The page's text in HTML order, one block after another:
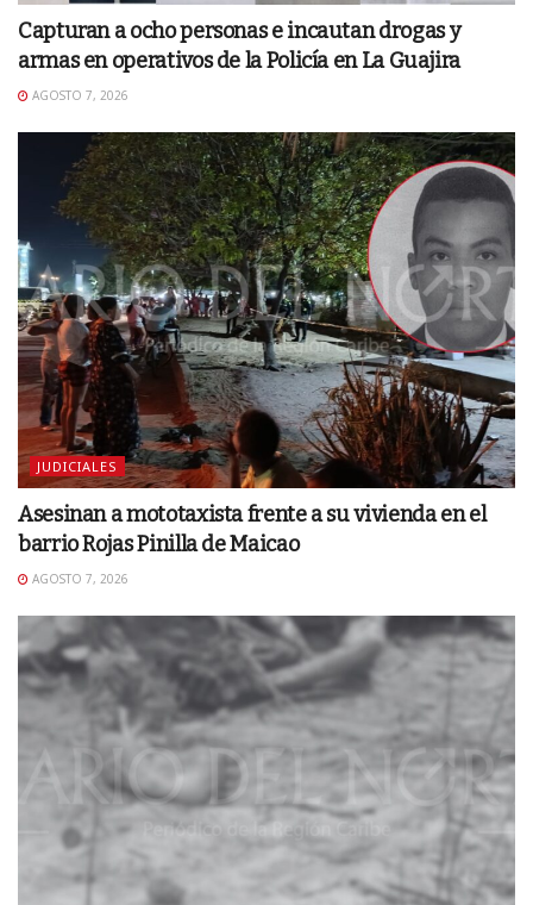
Capturan a ocho personas e incautan drogas y
armas en operativos de la Policía en La Guajira
AGOSTO 7, 2026
JUDICIALES
Asesinan a mototaxista frente a su vivienda en el
barrio Rojas Pinilla de Maicao
AGOSTO 7, 2026